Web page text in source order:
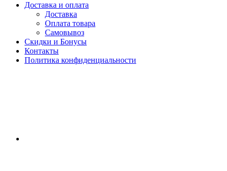
Доставка и оплата
Доставка
Оплата товара
Самовывоз
Скидки и Бонусы
Контакты
Политика конфиденциальности